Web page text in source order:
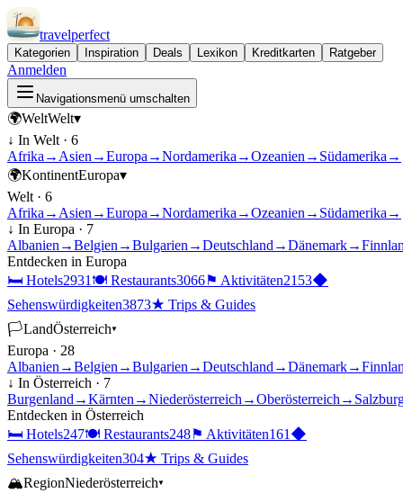
travelperfect
Kategorien Inspiration Deals Lexikon Kreditkarten Ratgeber
Anmelden
Navigationsmenü umschalten
🌍WeltWelt▾
↓ In Welt · 6
Afrika → Asien →Europa →Nordamerika →Ozeanien → Südamerika →
🌍KontinentEuropa▾
Welt · 6
Afrika → Asien →Europa →Nordamerika →Ozeanien → Südamerika →
↓ In Europa · 7
Albanien →Belgien →Bulgarien →Deutschland →Dänemark→
Entdecken in Europa
🛏 Hotels2931 🍽 Restaurants3066⚑ Aktivitäten2153◆
Sehenswürdigkeiten3873★ Trips & Guides
🏳LandÖsterreich▾
Europa · 28
Albanien →Belgien →Bulgarien →Deutschland →Dänemark→
↓ In Österreich · 7
Burgenland →Kärnten →Niederösterreich →Oberösterreich →
Entdecken in Österreich
🛏 Hotels247🍽 Restaurants248⚑ Aktivitäten161 ◆
Sehenswürdigkeiten304★ Trips & Guides
🏔RegionNiederösterreich▾